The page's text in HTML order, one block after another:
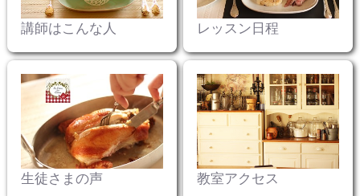
講師はこんな人 レッスン日程
生徒さまの声 教室アクセス